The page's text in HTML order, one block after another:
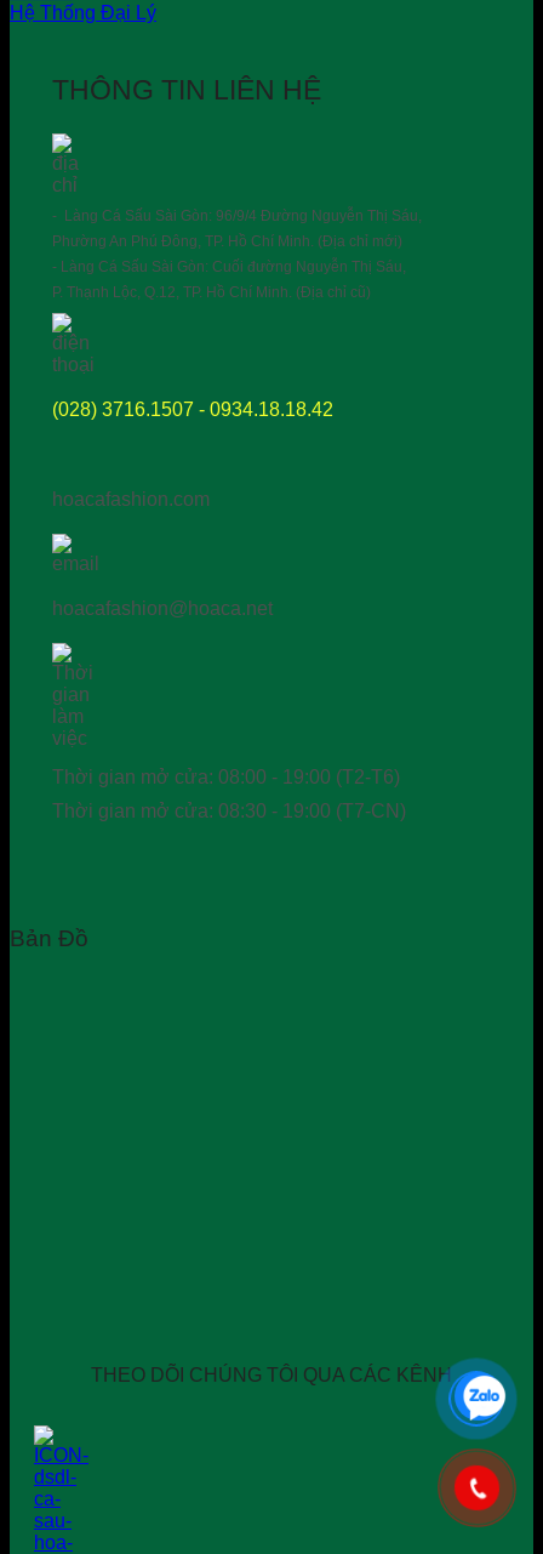
Hệ Thống Đại Lý
THÔNG TIN LIÊN HỆ
- Làng Cá Sấu Sài Gòn: 96/9/4 Đường Nguyễn Thị Sáu,
Phường An Phú Đông, TP. Hồ Chí Minh. (Địa chỉ mới)
- Làng Cá Sấu Sài Gòn: Cuối đường Nguyễn Thị Sáu,
P. Thạnh Lộc, Q.12, TP. Hồ Chí Minh. (Địa chỉ cũ)
(028) 3716.1507 - 0934.18.18.42
hoacafashion.com
hoacafashion@hoaca.net
Thời gian mở cửa: 08:00 - 19:00 (T2-T6)
Thời gian mở cửa: 08:30 - 19:00 (T7-CN)
Bản Đồ
THEO DÕI CHÚNG TÔI QUA CÁC KÊNH